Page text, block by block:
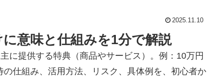
2025.11.10
意味と仕組みを1分で解説
に提供する特典（商品やサービス）。例：10万円
仕組み、活用方法、リスク、具体例を、初心者か